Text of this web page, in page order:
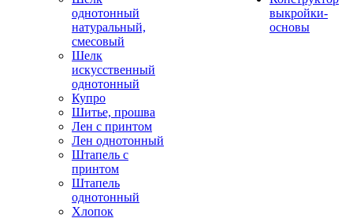
однотонный
натуральный,
смесовый
Шелк
искусственный
однотонный
Купро
Шитье, прошва
Лен с принтом
Лен однотонный
Штапель с
принтом
Штапель
однотонный
Хлопок
выкройки-
основы